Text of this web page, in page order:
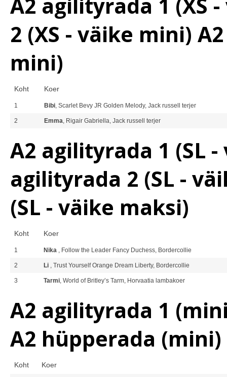
2 (XS - väike mini)
mini)
Koht Koer
1 Bibi, Scarlet Bevy JR Golden Melody, Jack russell terjer
2 Emma, Rigair Gabriella, Jack russell terjer
A2 agilityrada 1 (SL
agilityrada 2 (SL -
(SL - väike maksi)
Koht Koer
1 Nika , Follow the Leader Fancy Duchess, Bordercollie
2 Li , Trust Yourself Orange Dream Liberty, Bordercollie
3 Tarmi, World of Britley’s Tarm, Horvaatia lambakoer
A2 agilityrada 1
A2 hüpperada (mini)
Koht Koer